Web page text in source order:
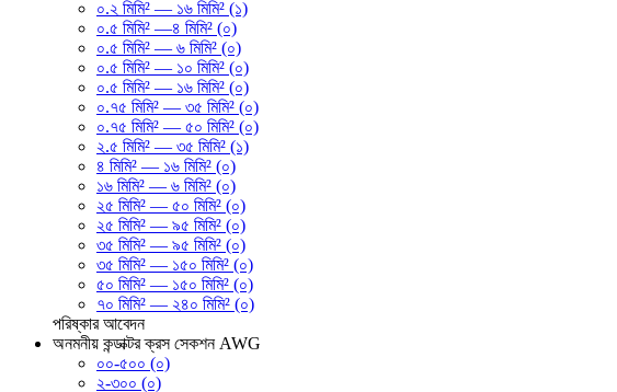
০.২ মিমি² — ১৬ মিমি² (১)
০.৫ মিমি² —৪ মিমি² (০)
০.৫ মিমি² — ৬ মিমি² (০)
০.৫ মিমি² — ১০ মিমি² (০)
০.৫ মিমি² — ১৬ মিমি² (০)
০.৭৫ মিমি² — ৩৫ মিমি² (০)
০.৭৫ মিমি² — ৫০ মিমি² (০)
২.৫ মিমি² — ৩৫ মিমি² (১)
৪ মিমি² — ১৬ মিমি² (০)
১৬ মিমি² — ৬ মিমি² (০)
২৫ মিমি² — ৫০ মিমি² (০)
২৫ মিমি² — ৯৫ মিমি² (০)
৩৫ মিমি² — ৯৫ মিমি² (০)
৩৫ মিমি² — ১৫০ মিমি² (০)
৫০ মিমি² — ১৫০ মিমি² (০)
৭০ মিমি² — ২৪০ মিমি² (০)
পরিষ্কার আবেদন
অনমনীয় কন্ডাক্টর ক্রস সেকশন AWG
০০-৫০০ (০)
২-৩০০ (০)